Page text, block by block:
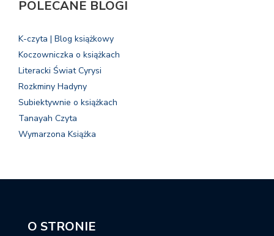
POLECANE BLOGI
K-czyta | Blog książkowy
Koczowniczka o książkach
Literacki Świat Cyrysi
Rozkminy Hadyny
Subiektywnie o książkach
Tanayah Czyta
Wymarzona Książka
O STRONIE